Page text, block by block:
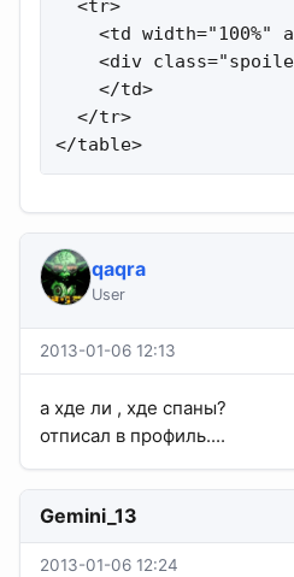
qaqra
User
2013-01-06 12:13
а хде ли , хде спаны?
отписал в профиль....
Gemini_13
2013-01-06 12:24